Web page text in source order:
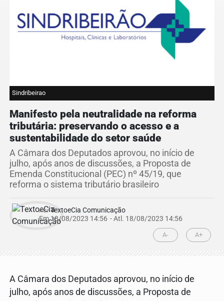
Sindribeirao
Manifesto pela neutralidade na reforma
tributária: preservando o acesso e a
sustentabilidade do setor saúde
A Câmara dos Deputados aprovou, no início de
julho, após anos de discussões, a Proposta de
Emenda Constitucional (PEC) nº 45/19, que
reforma o sistema tributário brasileiro
PorTextoeCia Comunicação
Em 18/08/2023 14:56 - Atl. 18/08/2023 14:56
A- A+
A Câmara dos Deputados aprovou, no início de
julho, após anos de discussões, a Proposta de